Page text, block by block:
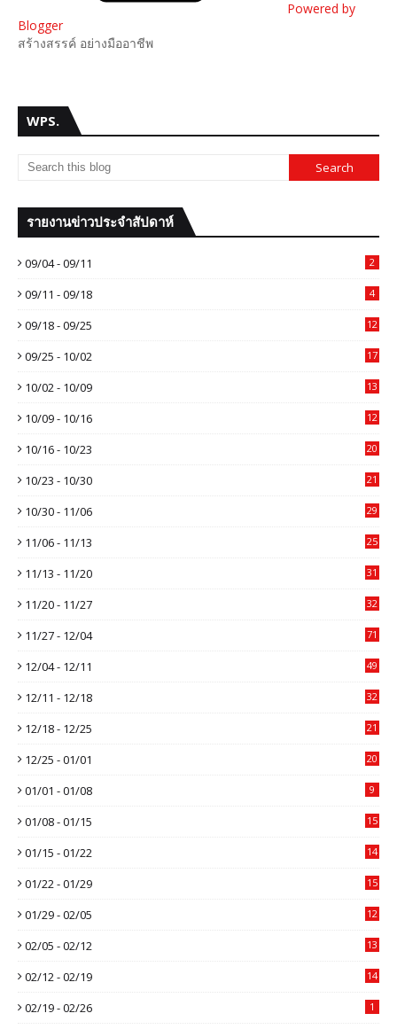
Powered by
Blogger
สร้างสรรค์ อย่างมืออาชีพ
WPS.
รายงานข่าวประจำสัปดาห์
09/04 - 09/11 2
09/11 - 09/18 4
09/18 - 09/25 12
09/25 - 10/02 17
10/02 - 10/09 13
10/09 - 10/16 12
10/16 - 10/23 20
10/23 - 10/30 21
10/30 - 11/06 29
11/06 - 11/13 25
11/13 - 11/20 31
11/20 - 11/27 32
11/27 - 12/04 71
12/04 - 12/11 49
12/11 - 12/18 32
12/18 - 12/25 21
12/25 - 01/01 20
01/01 - 01/08 9
01/08 - 01/15 15
01/15 - 01/22 14
01/22 - 01/29 15
01/29 - 02/05 12
02/05 - 02/12 13
02/12 - 02/19 14
02/19 - 02/26 1